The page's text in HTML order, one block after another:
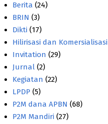
Berita (24)
BRIN (3)
Dikti (17)
Hilirisasi dan Komersialisasi
Invitation (29)
Jurnal (2)
Kegiatan (22)
LPDP (5)
P2M dana APBN (68)
P2M Mandiri (27)